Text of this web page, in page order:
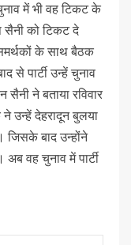
में भी वह टिकट के
सैनी को टिकट दे
के साथ बैठक
से पार्टी उन्हें चुनाव
ने बताया रविवार
ने उन्हें देहरादून बुलया
जिसके बाद उन्होंने
वह चुनाव में पार्टी